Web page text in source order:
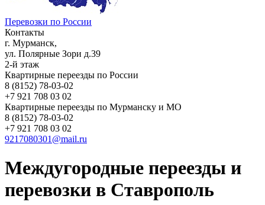
Перевозки по России
Контакты
г. Мурманск,
ул. Полярные Зори д.39
2-й этаж
Квартирные переезды по России
8 (8152) 78-03-02
+7 921 708 03 02
Квартирные переезды по Мурманску и МО
8 (8152) 78-03-02
+7 921 708 03 02
9217080301@mail.ru
Междугородные переезды и
перевозки в Ставрополь